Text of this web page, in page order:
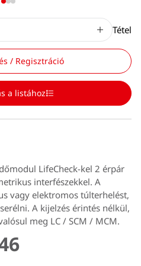
Tétel
/ Regisztráció
a listához
LifeCheck-kel 2 érpár
interfészekkel. A
vagy elektromos túlterhelést,
A kijelzés érintés nélkül,
meg LC / SCM / MCM.